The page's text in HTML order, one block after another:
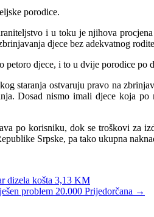
porodice.
i u toku je njihova
djece bez adekvatnog
djece, i to u dvije porodice po
staranja ostvaruju pravo na
Dosad nismo imali djece koja
po korisniku, dok se troškovi za
Srpske, pa tako ukupna
dizela košta 3,13 KM
problem 20.000 Prijedorčana →